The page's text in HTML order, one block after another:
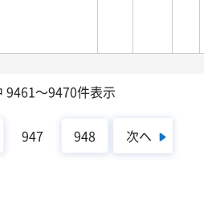
9461～9470件表示
947 948 次へ